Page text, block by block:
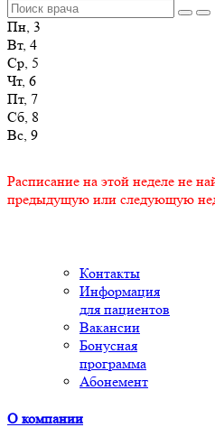
Пн, 3
Вт, 4
Ср, 5
Чт, 6
Пт, 7
Сб, 8
Вс, 9
Расписание на этой неделе не
предыдущую или следующую
Контакты
Информация
для пациентов
Вакансии
Бонусная
программа
Абонемент
О компании